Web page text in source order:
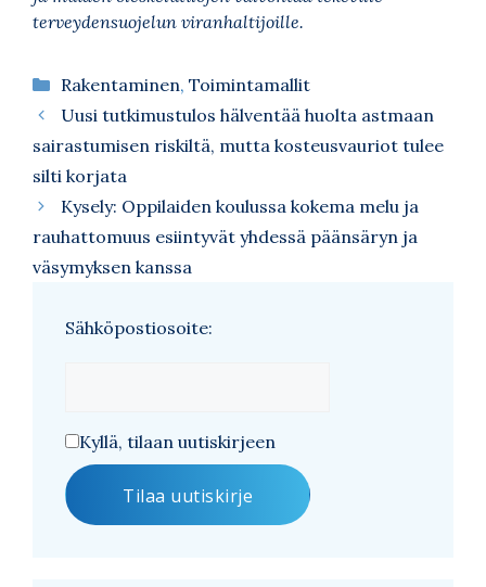
terveydensuojelun viranhaltijoille.
Kategoriat
Rakentaminen, Toimintamallit
Uusi tutkimustulos hälventää huolta astmaan
sairastumisen riskiltä, mutta kosteusvauriot tulee
silti korjata
Kysely: Oppilaiden koulussa kokema melu ja
rauhattomuus esiintyvät yhdessä päänsäryn ja
väsymyksen kanssa
Sähköpostiosoite:
Kyllä, tilaan uutiskirjeen